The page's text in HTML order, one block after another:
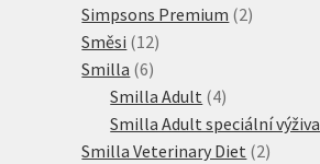
produktů
Simpsons Premium 22
Směsi 1212
Smilla 66
produktů
Smilla Adult 44
produkty
Smilla Adult speciální výživa
Smilla Veterinary Diet 22